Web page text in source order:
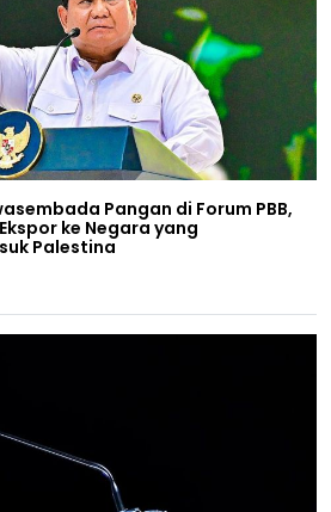
Pangan di Forum PBB,
ke Negara yang
Palestina